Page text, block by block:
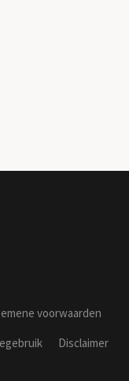
voorwaarden
Disclaimer